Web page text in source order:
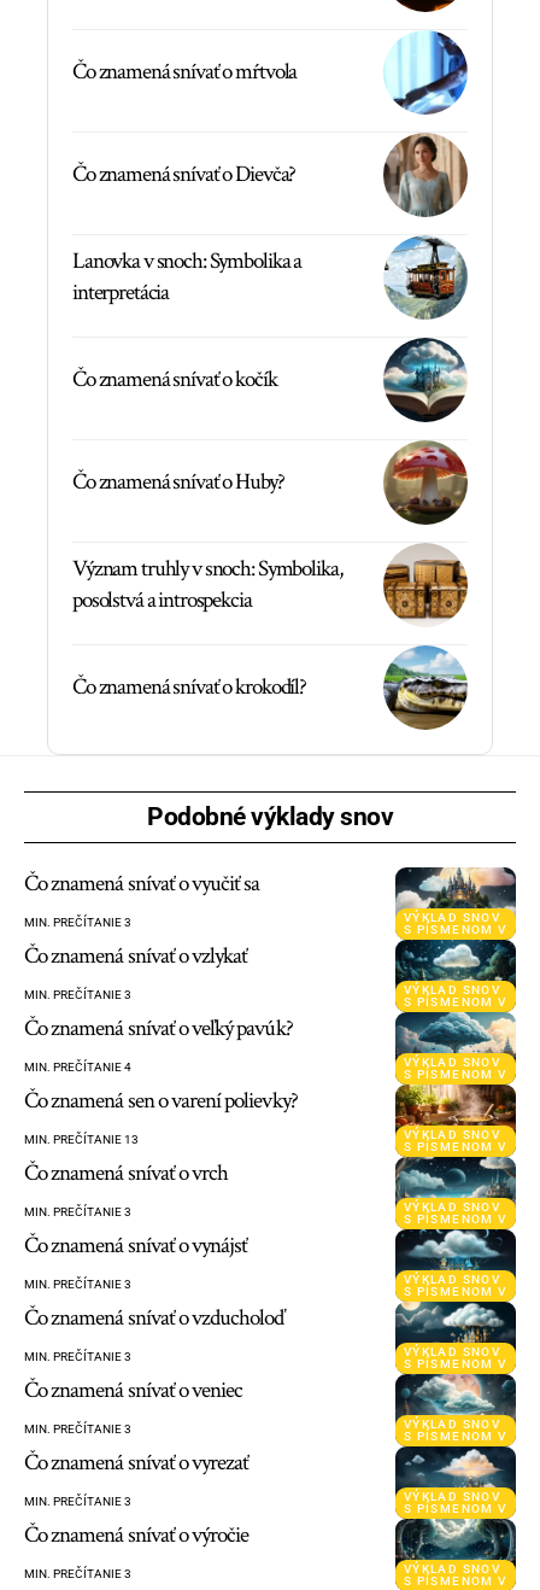
Čo znamená snívať o mŕtvola
Čo znamená snívať o Dievča?
Lanovka v snoch: Symbolika a
interpretácia
Čo znamená snívať o kočík
Čo znamená snívať o Huby?
Význam truhly v snoch: Symbolika,
posolstvá a introspekcia
Čo znamená snívať o krokodíl?
Podobné výklady snov
VÝKLAD SNOV
S PÍSMENOM V
Čo znamená snívať o vyučiť sa
MIN. PREČÍTANIE 3
VÝKLAD SNOV
S PÍSMENOM V
Čo znamená snívať o vzlykať
MIN. PREČÍTANIE 3
VÝKLAD SNOV
S PÍSMENOM V
Čo znamená snívať o veľký pavúk?
MIN. PREČÍTANIE 4
VÝKLAD SNOV
S PÍSMENOM V
Čo znamená sen o varení polievky?
MIN. PREČÍTANIE 13
VÝKLAD SNOV
S PÍSMENOM V
Čo znamená snívať o vrch
MIN. PREČÍTANIE 3
VÝKLAD SNOV
S PÍSMENOM V
Čo znamená snívať o vynájsť
MIN. PREČÍTANIE 3
VÝKLAD SNOV
S PÍSMENOM V
Čo znamená snívať o vzducholoď
MIN. PREČÍTANIE 3
VÝKLAD SNOV
S PÍSMENOM V
Čo znamená snívať o veniec
MIN. PREČÍTANIE 3
VÝKLAD SNOV
S PÍSMENOM V
Čo znamená snívať o vyrezať
MIN. PREČÍTANIE 3
VÝKLAD SNOV
S PÍSMENOM V
Čo znamená snívať o výročie
MIN. PREČÍTANIE 3